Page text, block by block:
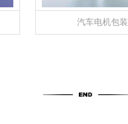
汽车电机包装